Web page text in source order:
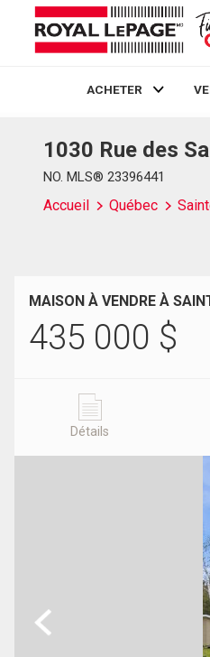
ACHETER
1030 Rue des
NO. MLS® 23396441
Accueil Québec
MAISON À VENDRE À
435 000 $
Détails
Previous